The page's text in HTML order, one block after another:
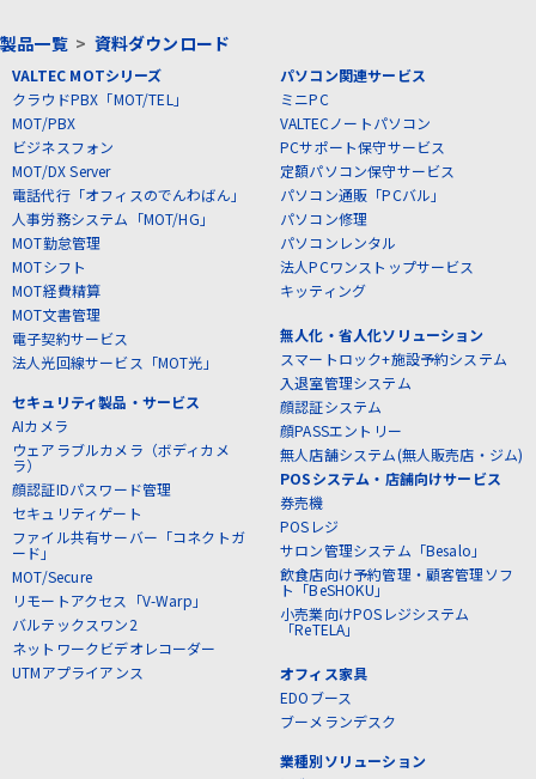
製品一覧> 資料ダウンロード
VALTEC MOTシリーズ
クラウドPBX「MOT/TEL」
MOT/PBX
ビジネスフォン
MOT/DX Server
電話代行「オフィスのでんわばん」
人事労務システム「MOT/HG」
MOT勤怠管理
MOTシフト
MOT経費精算
MOT文書管理
電子契約サービス
法人光回線サービス「MOT光」
セキュリティ製品・サービス
AIカメラ
ウェアラブルカメラ（ボディカメ
ラ）
顔認証IDパスワード管理
セキュリティゲート
ファイル共有サーバー「コネクトガ
ード」
MOT/Secure
リモートアクセス「V-Warp」
バルテックスワン2
ネットワークビデオレコーダー
UTMアプライアンス
パソコン関連サービス
ミニPC
VALTECノートパソコン
PCサポート保守サービス
定額パソコン保守サービス
パソコン通販「PCバル」
パソコン修理
パソコンレンタル
法人PCワンストップサービス
キッティング
無人化・省人化ソリューション
スマートロック+施設予約システム
入退室管理システム
顔認証システム
顔PASSエントリー
無人店舗システム(無人販売店・ジム)
POSシステム・店舗向けサービス
券売機
POSレジ
サロン管理システム「Besalo」
飲食店向け予約管理・顧客管理ソフ
ト「BeSHOKU」
小売業向けPOSレジシステム
「ReTELA」
オフィス家具
EDOブース
ブーメランデスク
業種別ソリューション